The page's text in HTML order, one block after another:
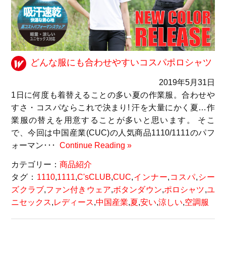
どんな服にも合わせやすいコスパポロシャツ
2019年5月31日
1日に何度も着替えることの多い夏の作業服。合わせや
すさ・コスパならこれで決まり! 汗を大量にかく夏…作
業服の替えを用意することが多いと思います。 そこ
で、今回は中国産業(CUC)の人気商品1110/1111のパフ
ォーマン･･･
Continue Reading »
カテゴリー：商品紹介
タグ： 1110,1111,C'sCLUB,CUC,インナー, コスパ, シー
ズクラブ,ファン付きウェア,ボタンダウン,ポロシャツ,ユ
ニセックス,レディース,中国産業,夏,安い,涼しい,空調服